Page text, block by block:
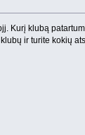
Kurį klubą
ir turite kokių